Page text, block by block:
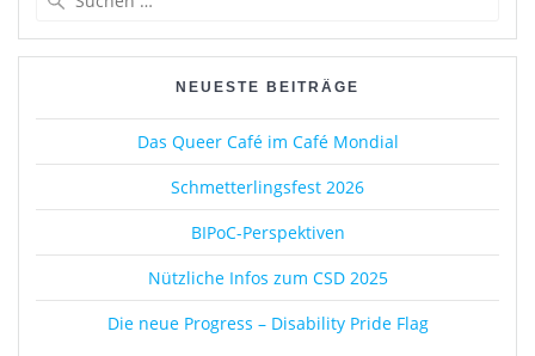
o
o
k
o
n
NEUESTE BEITRÄGE
Das Queer Café im Café Mondial
Schmetterlingsfest 2026
BIPoC-Perspektiven
Nützliche Infos zum CSD 2025
Die neue Progress – Disability Pride Flag